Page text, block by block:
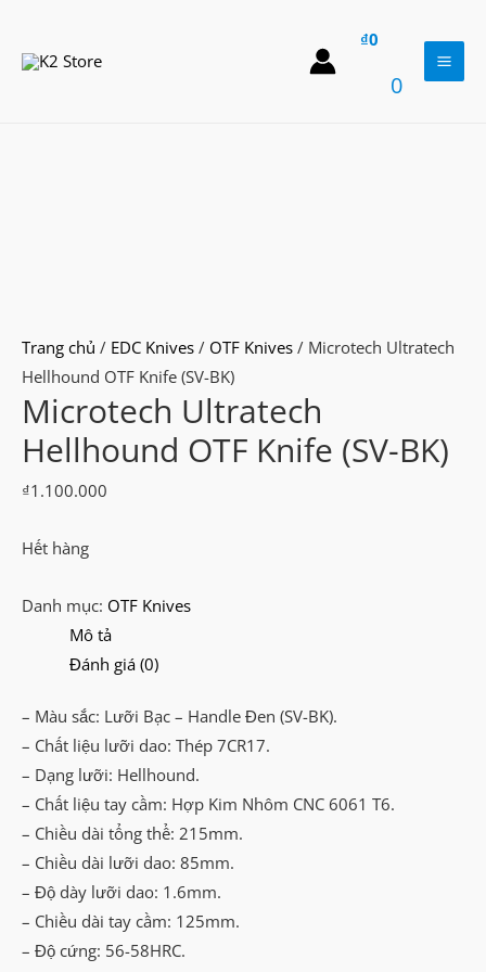
content
₫0
0
Trang chủ / EDC Knives / OTF Knives / Microtech Ultratech
Hellhound OTF Knife (SV-BK)
Microtech Ultratech
Hellhound OTF Knife (SV-BK)
₫1.100.000
Hết hàng
Danh mục: OTF Knives
Mô tả
Đánh giá (0)
– Màu sắc: Lưỡi Bạc – Handle Đen (SV-BK).
– Chất liệu lưỡi dao: Thép 7CR17.
– Dạng lưỡi: Hellhound.
– Chất liệu tay cầm: Hợp Kim Nhôm CNC 6061 T6.
– Chiều dài tổng thể: 215mm.
– Chiều dài lưỡi dao: 85mm.
– Độ dày lưỡi dao: 1.6mm.
– Chiều dài tay cầm: 125mm.
– Độ cứng: 56-58HRC.